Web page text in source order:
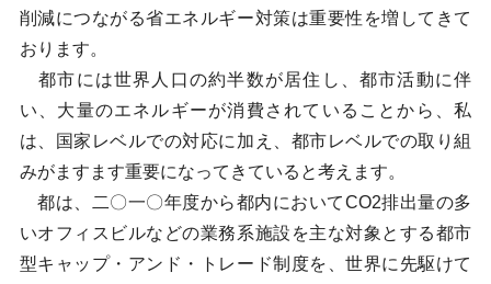
削減につながる省エネルギー対策は重要性を増してきて
おります。
都市には世界人口の約半数が居住し、都市活動に伴
い、大量のエネルギーが消費されていることから、私
は、国家レベルでの対応に加え、都市レベルでの取り組
みがますます重要になってきていると考えます。
都は、二〇一〇年度から都内においてCO2排出量の多
いオフィスビルなどの業務系施設を主な対象とする都市
型キャップ・アンド・トレード制度を、世界に先駆けて